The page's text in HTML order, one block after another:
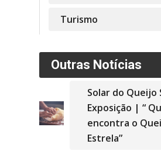
Turismo
Outras Notícias
Solar do Queijo
Exposição | “
encontra o
Estrela”